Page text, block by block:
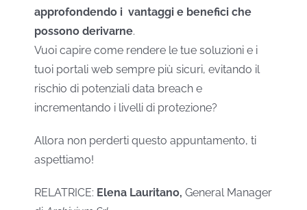
approfondendo i vantaggi e benefici che
possono derivarne.
Vuoi capire come rendere le tue soluzioni e i
tuoi portali web sempre più sicuri, evitando il
rischio di potenziali data breach e
incrementando i livelli di protezione?
Allora non perderti questo appuntamento, ti
aspettiamo!
RELATRICE: Elena Lauritano, General Manager